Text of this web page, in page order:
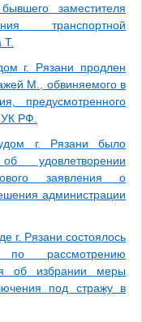
заместителя
транспортной
Т.
г. Рязани продлен
М., обвиняемого в
предусмотренного
УК РФ.
г. Рязани было
удовлетворении
заявления о
администрации
г. Рязани состоялось
по рассмотрению
об избрании меры
под стражу в